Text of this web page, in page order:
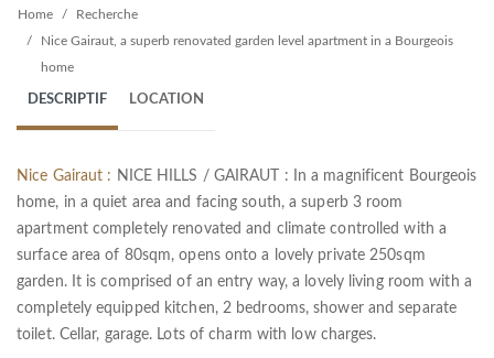
Home
Recherche
Nice Gairaut, a superb renovated garden level apartment in a Bourgeois
home
DESCRIPTIF LOCATION
Nice Gairaut : NICE HILLS / GAIRAUT : In a magnificent Bourgeois
home, in a quiet area and facing south, a superb 3 room
apartment completely renovated and climate controlled with a
surface area of 80sqm, opens onto a lovely private 250sqm
garden. It is comprised of an entry way, a lovely living room with a
completely equipped kitchen, 2 bedrooms, shower and separate
toilet. Cellar, garage. Lots of charm with low charges.